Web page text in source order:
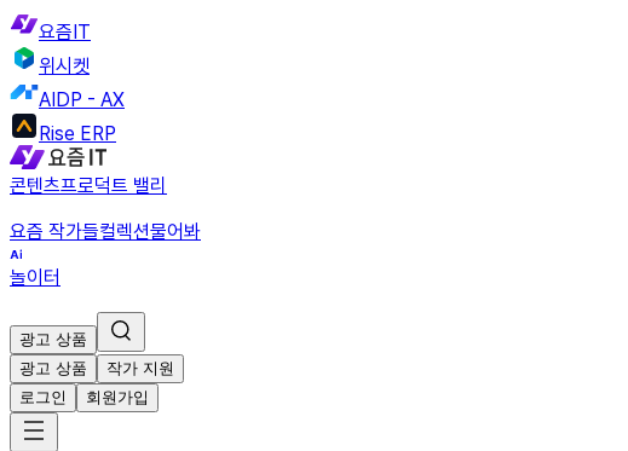
요즘IT
위시켓
AIDP - AX
Rise ERP
콘텐츠프로덕트 밸리
요즘 작가들컬렉션물어봐
놀이터
광고 상품
광고 상품
작가 지원
로그인
회원가입